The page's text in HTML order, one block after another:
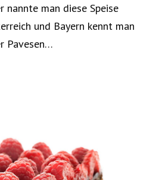
man diese Speise
und Bayern kennt man
Pavesen…